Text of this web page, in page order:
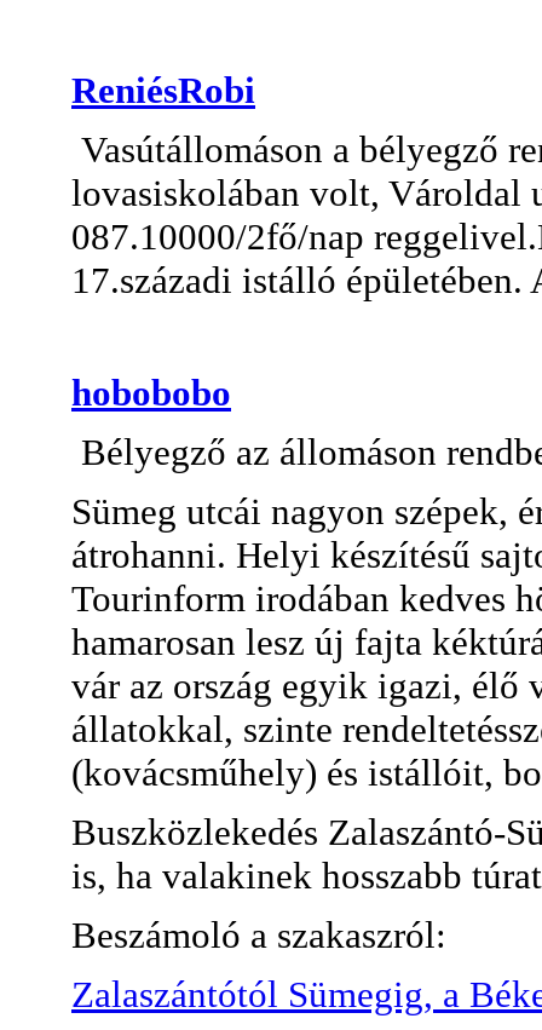
ReniésRobi
Vasútállomáson a bélyegző
lovasiskolában volt, Vároldal
087.10000/2fő/nap
17.századi istálló
hobobobo
Bélyegző az állomáson
Sümeg utcái nagyon szépek,
átrohanni. Helyi készítésű
Tourinform irodában kedves
hamarosan lesz új fajta
vár az ország egyik igazi, élő
állatokkal, szinte
(kovácsműhely) és istállóit,
Buszközlekedés Zalaszántó-
is, ha valakinek hosszabb
Beszámoló a szakaszról:
Zalaszántótól Sümegig, a